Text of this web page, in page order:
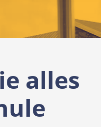
alles